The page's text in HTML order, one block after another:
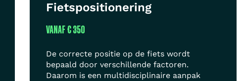
Fietspositionering
VANAF€ 350
De correcte positie op de fiets wordt
bepaald door verschillende factoren.
Daarom is een multidisciplinaire aanpak